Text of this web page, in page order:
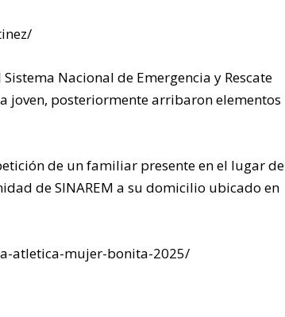
Y 50
AÑOS DE
PRISIÓN
por el delito de secuestro
Nacional de Emergencia y Rescate
joven, posteriormente arribaron elementos
de un familiar presente en el lugar de
de SINAREM a su domicilio ubicado en
atletica-mujer-bonita-2025/